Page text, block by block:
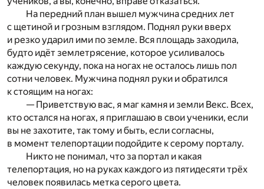
На передний план вышел мужчина средних лет
с щетиной и грозным взглядом. Поднял руки вверх
и резко ударил ими по земле. Вся площадь заходила,
будто идёт землетрясение, которое усиливалось
каждую секунду, пока на ногах не осталось лишь пол
сотни человек. Мужчина поднял руки и обратился
к стоящим на ногах:
— Приветствую вас, я маг камня и земли Векс. Всех,
кто остался на ногах, я приглашаю в свои ученики, если
вы не захотите, так тому и быть, если согласны,
в момент телепортации подойдите к серому порталу.
Никто не понимал, что за портал и какая
телепортация, но на руках каждого из пятидесяти трёх
человек появилась метка серого цвета.